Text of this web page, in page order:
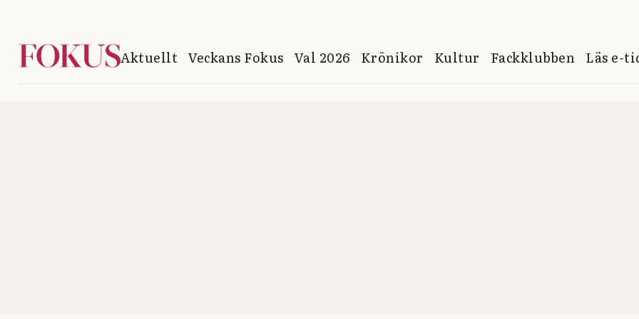
Aktuellt Veckans Fokus Val 2026 Krönikor Kultur Fackklubben Läs e-